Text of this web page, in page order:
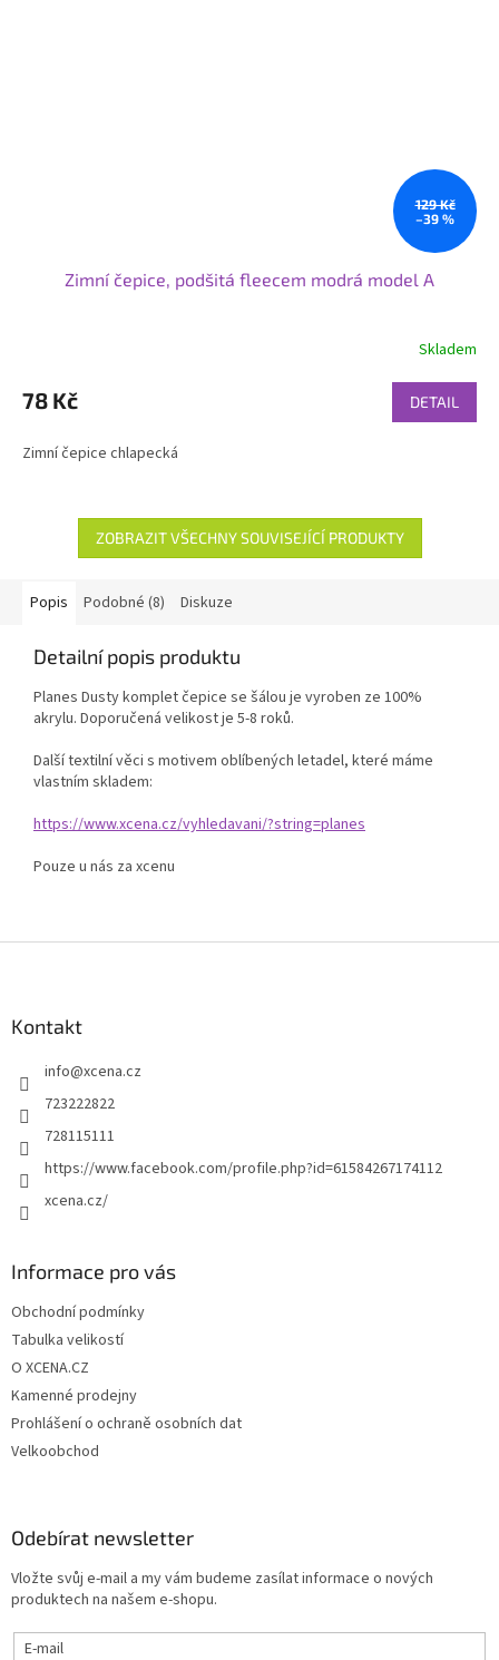
129 Kč
–39 %
Zimní čepice, podšitá fleecem modrá model A
Skladem
78 Kč DETAIL
Zimní čepice chlapecká
ZOBRAZIT VŠECHNY SOUVISEJÍCÍ PRODUKTY
Popis Podobné (8) Diskuze
Detailní popis produktu
Planes Dusty komplet čepice se šálou je vyroben ze 100%
akrylu. Doporučená velikost je 5-8 roků.
Další textilní věci s motivem oblíbených letadel, které máme
vlastním skladem:
https://www.xcena.cz/vyhledavani/?string=planes
Pouze u nás za xcenu
Kontakt
info@xcena.cz
723222822
728115111
https://www.facebook.com/profile.php?id=61584267174112
xcena.cz/
Informace pro vás
Obchodní podmínky
Tabulka velikostí
O XCENA.CZ
Kamenné prodejny
Prohlášení o ochraně osobních dat
Velkoobchod
Odebírat newsletter
Vložte svůj e-mail a my vám budeme zasílat informace o nových
produktech na našem e-shopu.
E-mail